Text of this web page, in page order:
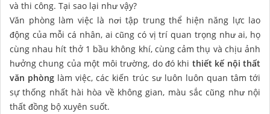
và thi công. Tại sao lại như vậy?
Văn phòng làm việc là nơi tập trung thể hiện năng lực lao
động của mỗi cá nhân, ai cũng có vị trí quan trọng như ai, họ
cùng nhau hít thở 1 bầu không khí, cùng cảm thụ và chịu ảnh
hưởng chung của một môi trường, do đó khi thiết kế nội thất
văn phòng làm việc, các kiến trúc sư luôn luôn quan tâm tới
sự thống nhất hài hòa về không gian, màu sắc cũng như nội
thất đồng bộ xuyên suốt.